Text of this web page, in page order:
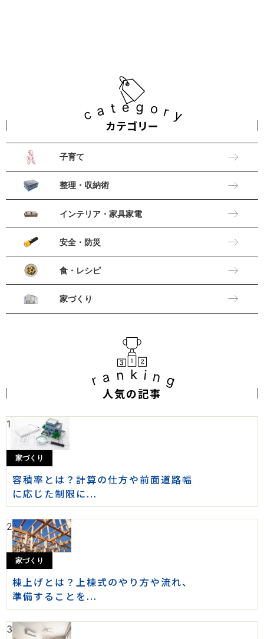
category
カテゴリー
子育て
整理・収納術
インテリア・家具家電
安全・防災
食・レシピ
家づくり
ranking
人気の記事
1
家づくり
容積率とは？計算の仕方や前面道路幅
に応じた制限に...
2
家づくり
棟上げとは？上棟式のやり方や流れ、
準備することを...
3